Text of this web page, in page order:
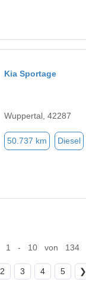
Kia Sportage
Wuppertal, 42287
50.737 km Diesel
1 - 10 von 134
2 3 4 5 ❯